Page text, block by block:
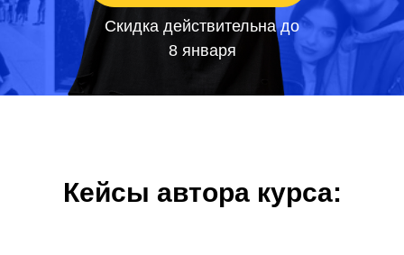
Скидка действительна до
8 января
Кейсы автора курса: